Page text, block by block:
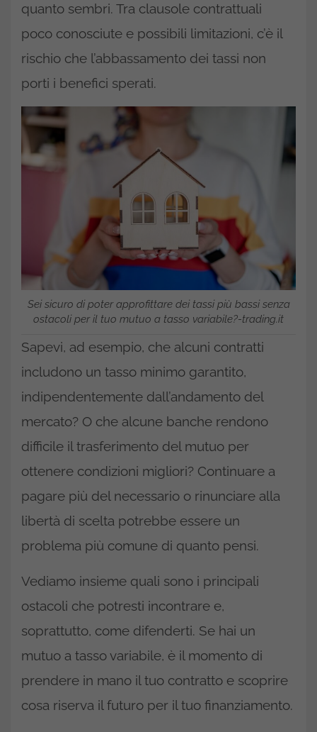
quanto sembri. Tra clausole contrattuali
poco conosciute e possibili limitazioni, c’è il
rischio che l’abbassamento dei tassi non
porti i benefici sperati.
Sei sicuro di poter approfittare dei tassi più bassi senza
ostacoli per il tuo mutuo a tasso variabile?-trading.it
Sapevi, ad esempio, che alcuni contratti
includono un tasso minimo garantito,
indipendentemente dall’andamento del
mercato? O che alcune banche rendono
difficile il trasferimento del mutuo per
ottenere condizioni migliori? Continuare a
pagare più del necessario o rinunciare alla
libertà di scelta potrebbe essere un
problema più comune di quanto pensi.
Vediamo insieme quali sono i principali
ostacoli che potresti incontrare e,
soprattutto, come difenderti. Se hai un
mutuo a tasso variabile, è il momento di
prendere in mano il tuo contratto e scoprire
cosa riserva il futuro per il tuo finanziamento.